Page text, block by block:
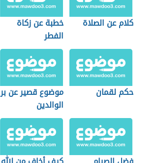
كلام عن الصلاة
خطبة عن زكاة
الفطر
حكم لقمان
موضوع قصير عن بر
الوالدين